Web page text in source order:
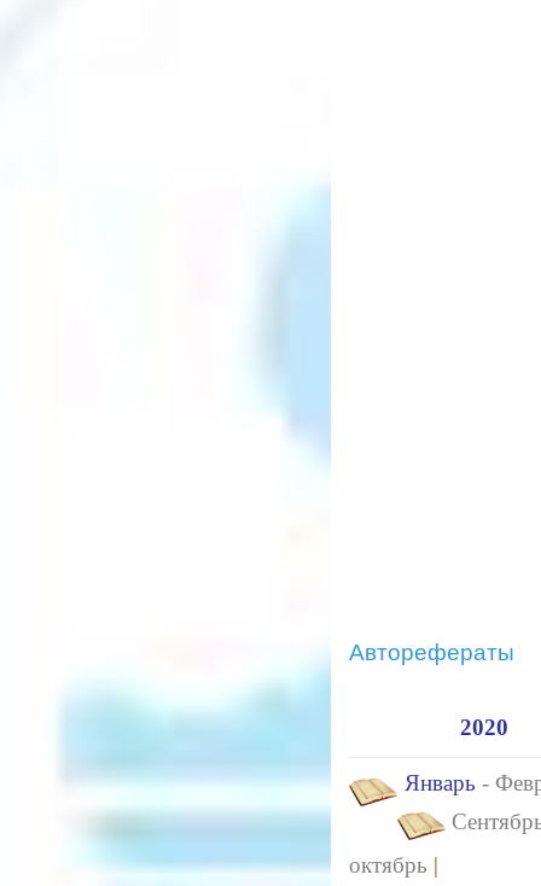
Авторефераты
2020
Январь -
октябрь |